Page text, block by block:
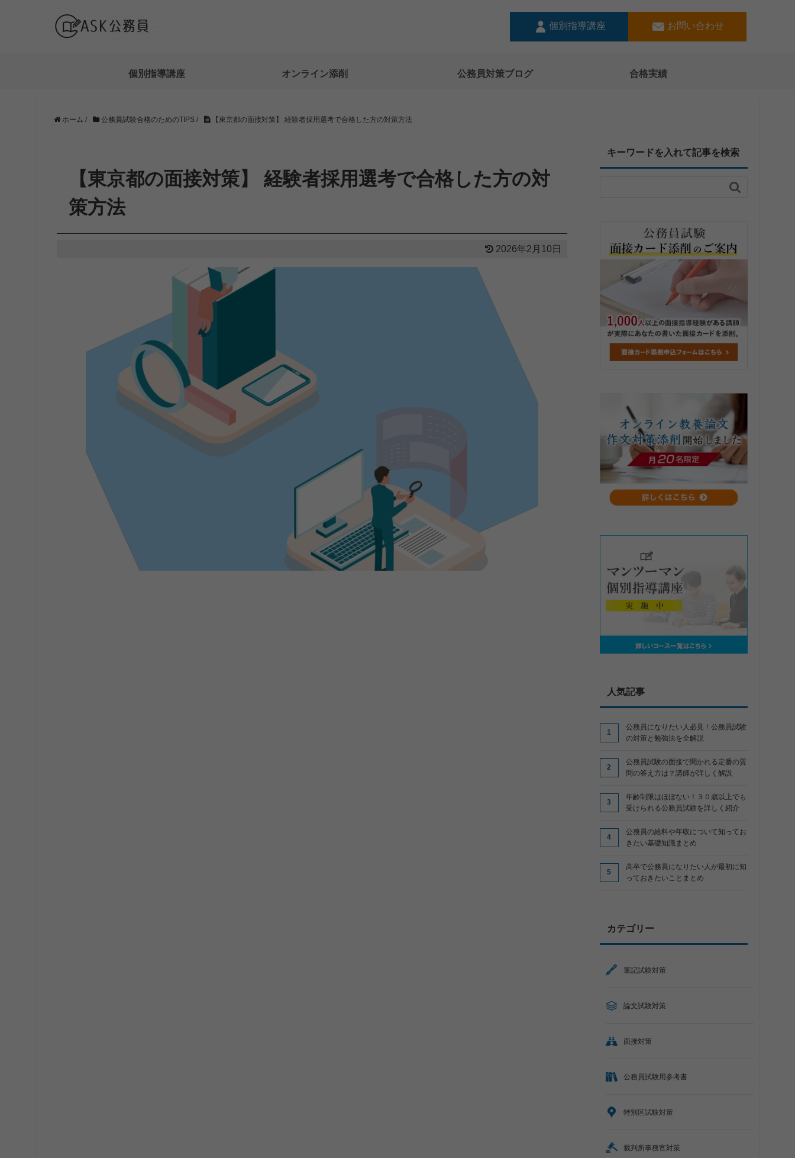
個別指導講座 お問い合わせ
個別指導講座 オンライン添削 公務員対策ブログ 合格実績
ホーム / 公務員試験合格のためのTIPS/ 【東京都の面接対策】 経験者採用選考で合格した方の対策方法
【東京都の面接対策】 経験者採用選考で合格した方の対
策方法
2026年2月10日
キーワードを入れて記事を検索

人気記事
公務員になりたい人必見！公務員試験
の対策と勉強法を全解説
公務員試験の面接で聞かれる定番の質
問の答え方は？講師が詳しく解説
年齢制限はほぼない！３０歳以上でも
受けられる公務員試験を詳しく紹介
公務員の給料や年収について知ってお
きたい基礎知識まとめ
高卒で公務員になりたい人が最初に知
っておきたいことまとめ
カテゴリー
筆記試験対策
論文試験対策
面接対策
公務員試験用参考書
特別区試験対策
裁判所事務官対策